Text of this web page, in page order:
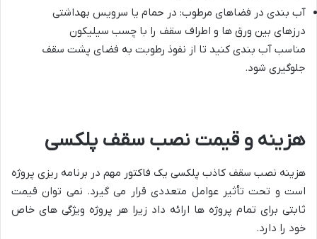
آب بندی در فضاهای مرطوب: در حمام یا سرویس بهداشتی
درزهای بین ورق ها و اطراف سقف را با چسب سیلیکون
مناسب آب بندی کنید تا از نفوذ رطوبت به فضای پشت سقف
جلوگیری شود.
هزینه و قیمت نصب سقف پلکسی
هزینه نصب سقف کاذب پلکسی یک فاکتور مهم در برنامه ریزی پروژه
است و تحت تأثیر عوامل متعددی قرار می گیرد. نمی توان قیمت
ثابتی برای تمام پروژه ها ارائه داد زیرا هر پروژه ویژگی های خاص
خود را دارد.